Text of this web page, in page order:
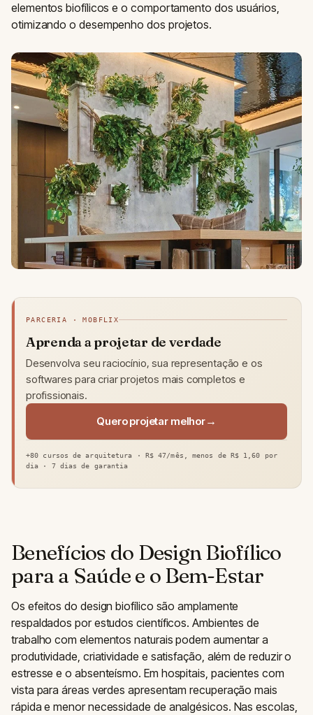
elementos biofílicos e o comportamento dos usuários,
otimizando o desempenho dos projetos.
PARCERIA · MOBFLIX
Aprenda a projetar de verdade
Desenvolva seu raciocínio, sua representação e os
softwares para criar projetos mais completos e
profissionais.
Quero projetar melhor
+80 cursos de arquitetura · R$ 47/mês, menos de R$ 1,60 por
dia · 7 dias de garantia
Benefícios do Design Biofílico
para a Saúde e o Bem-Estar
Os efeitos do design biofílico são amplamente
respaldados por estudos científicos. Ambientes de
trabalho com elementos naturais podem aumentar a
produtividade, criatividade e satisfação, além de reduzir o
estresse e o absenteísmo. Em hospitais, pacientes com
vista para áreas verdes apresentam recuperação mais
rápida e menor necessidade de analgésicos. Nas escolas,